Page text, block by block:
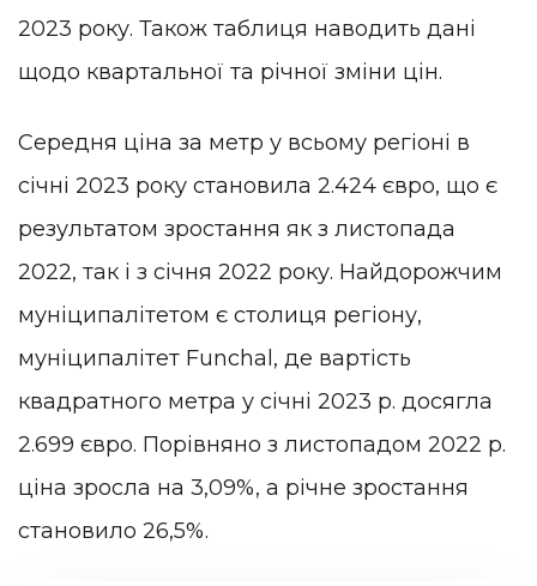
2023 року. Також таблиця наводить дані
щодо квартальної та річної зміни цін.
Середня ціна за метр у всьому регіоні в
січні 2023 року становила 2.424 євро, що є
результатом зростання як з листопада
2022, так і з січня 2022 року. Найдорожчим
муніципалітетом є столиця регіону,
муніципалітет Funchal, де вартість
квадратного метра у січні 2023 р. досягла
2.699 євро. Порівняно з листопадом 2022 р.
ціна зросла на 3,09%, а річне зростання
становило 26,5%.